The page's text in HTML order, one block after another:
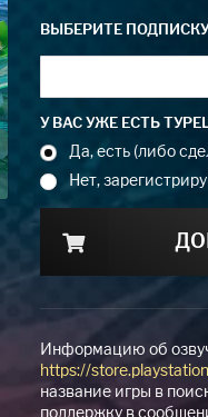
ВЫБЕРИТЕ
У ВАС УЖЕ ЕСТЬ
Да, есть (либо
Нет,
Информацию об
https://
название игры в
поддержку в